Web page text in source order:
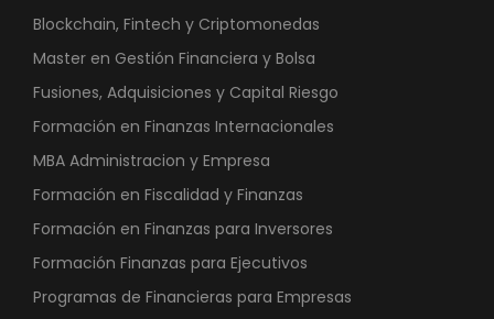
Blockchain, Fintech y Criptomonedas
Master en Gestión Financiera y Bolsa
Fusiones, Adquisiciones y Capital Riesgo
Formación en Finanzas Internacionales
MBA Administracion y Empresa
Formación en Fiscalidad y Finanzas
Formación en Finanzas para Inversores
Formación Finanzas para Ejecutivos
Programas de Financieras para Empresas